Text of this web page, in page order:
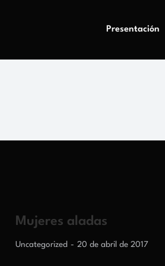
Presentación
Mujeres aladas
Uncategorized 20 de abril de 2017